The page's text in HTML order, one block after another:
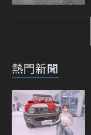
熱門新聞